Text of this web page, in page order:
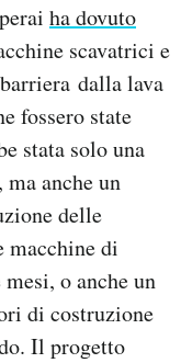
ha dovuto
scavatrici e
dalla lava
fossero state
stata solo una
anche un
delle
macchine di
o anche un
di costruzione
Il progetto